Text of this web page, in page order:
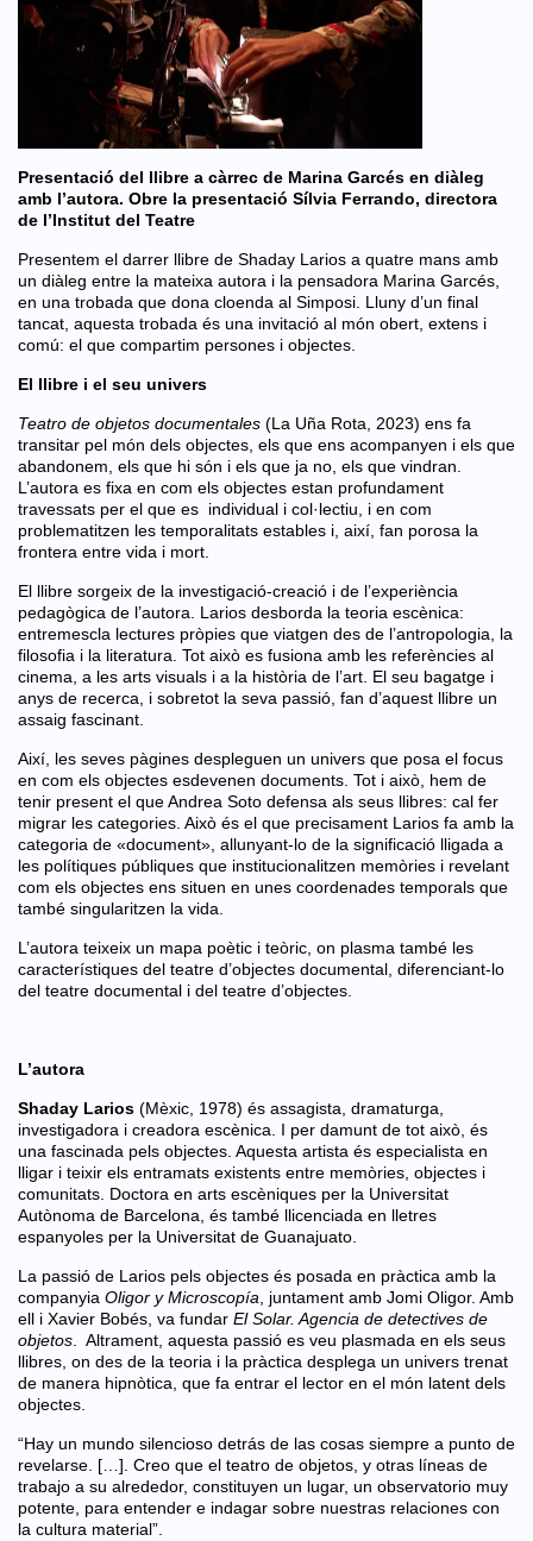
Presentació del llibre a càrrec de Marina Garcés en diàleg
amb l’autora. Obre la presentació Sílvia Ferrando, directora
de l’Institut del Teatre
Presentem el darrer llibre de Shaday Larios a quatre mans amb
un diàleg entre la mateixa autora i la pensadora Marina Garcés,
en una trobada que dona cloenda al Simposi. Lluny d’un final
tancat, aquesta trobada és una invitació al món obert, extens i
comú: el que compartim persones i objectes.
El llibre i el seu univers
Teatro de objetos documentales (La Uña Rota, 2023) ens fa
transitar pel món dels objectes, els que ens acompanyen i els que
abandonem, els que hi són i els que ja no, els que vindran.
L’autora es fixa en com els objectes estan profundament
travessats per el que es individual i col·lectiu, i en com
problematitzen les temporalitats estables i, així, fan porosa la
frontera entre vida i mort.
El llibre sorgeix de la investigació-creació i de l’experiència
pedagògica de l’autora. Larios desborda la teoria escènica:
entremescla lectures pròpies que viatgen des de l’antropologia, la
filosofia i la literatura. Tot això es fusiona amb les referències al
cinema, a les arts visuals i a la història de l’art. El seu bagatge i
anys de recerca, i sobretot la seva passió, fan d’aquest llibre un
assaig fascinant.
Així, les seves pàgines despleguen un univers que posa el focus
en com els objectes esdevenen documents. Tot i això, hem de
tenir present el que Andrea Soto defensa als seus llibres: cal fer
migrar les categories. Això és el que precisament Larios fa amb la
categoria de «document», allunyant-lo de la significació lligada a
les polítiques públiques que institucionalitzen memòries i revelant
com els objectes ens situen en unes coordenades temporals que
també singularitzen la vida.
L’autora teixeix un mapa poètic i teòric, on plasma també les
característiques del teatre d’objectes documental, diferenciant-lo
del teatre documental i del teatre d’objectes.
L’autora
Shaday Larios (Mèxic, 1978) és assagista, dramaturga,
investigadora i creadora escènica. I per damunt de tot això, és
una fascinada pels objectes. Aquesta artista és especialista en
lligar i teixir els entramats existents entre memòries, objectes i
comunitats. Doctora en arts escèniques per la Universitat
Autònoma de Barcelona, és també llicenciada en lletres
espanyoles per la Universitat de Guanajuato.
La passió de Larios pels objectes és posada en pràctica amb la
companyia Oligor y Microscopía, juntament amb Jomi Oligor. Amb
ell i Xavier Bobés, va fundar El Solar. Agencia de detectives de
objetos. Altrament, aquesta passió es veu plasmada en els seus
llibres, on des de la teoria i la pràctica desplega un univers trenat
de manera hipnòtica, que fa entrar el lector en el món latent dels
objectes.
“Hay un mundo silencioso detrás de las cosas siempre a punto de
revelarse. […]. Creo que el teatro de objetos, y otras líneas de
trabajo a su alrededor, constituyen un lugar, un observatorio muy
potente, para entender e indagar sobre nuestras relaciones con
la cultura material”.